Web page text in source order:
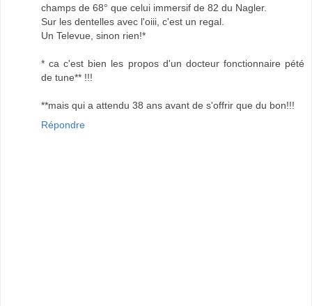
champs de 68° que celui immersif de 82 du Nagler.
Sur les dentelles avec l'oiii, c'est un regal.
Un Televue, sinon rien!*
* ca c'est bien les propos d'un docteur fonctionnaire pété
de tune** !!!
**mais qui a attendu 38 ans avant de s'offrir que du bon!!!
Répondre